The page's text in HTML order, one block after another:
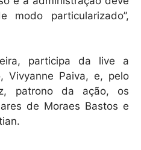
modo particularizado”,
participa da live a
Vivyanne Paiva, e, pelo
patrono da ação, os
de Moraes Bastos e